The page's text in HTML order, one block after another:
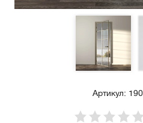
Артикул: